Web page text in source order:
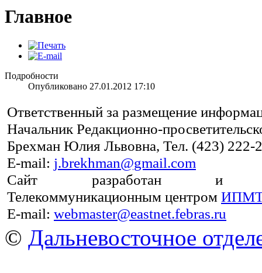
Главное
Подробности
Опубликовано 27.01.2012 17:10
Ответственный за размещение
Начальник Редакционно-
Брехман Юлия Львовна, Тел. (423) 222-
E-mail: j.brekhman@gmail.com
Сайт разработан и
Телекоммуникационным центром
E-mail: webmaster@eastnet.febras.ru
© Дальневосточное